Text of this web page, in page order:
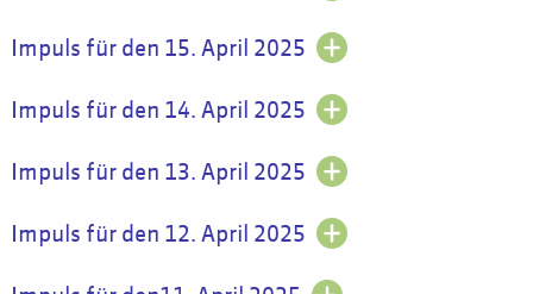
Impuls für den 15. April 2025
Impuls für den 14. April 2025
Impuls für den 13. April 2025
Impuls für den 12. April 2025